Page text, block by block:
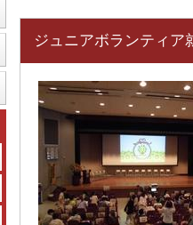
ジュニアボランティア